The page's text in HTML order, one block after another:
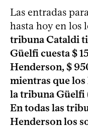
Las entradas
hasta hoy en los
tribuna Cataldi
Güelfi cuesta $
Henderson, $
mientras que
la tribuna Güelfi
En todas las
Henderson los